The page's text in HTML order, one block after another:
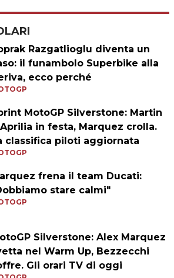
Razgatlioglu diventa un
il funambolo Superbike alla
ecco perché
MotoGP Silverstone: Martin
in festa, Marquez crolla.
classifica piloti aggiornata
frena il team Ducati:
stare calmi"
Silverstone: Alex Marquez
nel Warm Up, Bezzecchi
Gli orari TV di oggi